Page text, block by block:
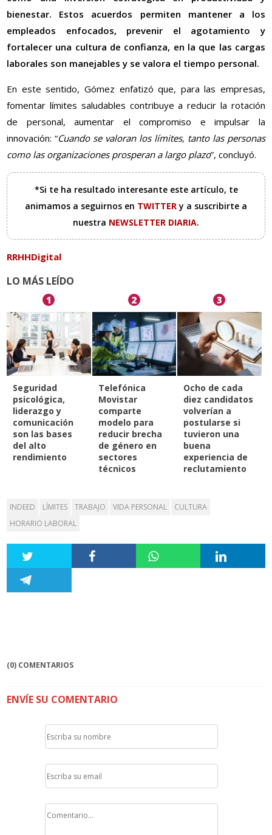
bienestar. Estos acuerdos permiten mantener a los
empleados enfocados, prevenir el agotamiento y
fortalecer una cultura de confianza, en la que las cargas
laborales son manejables y se valora el tiempo personal.
En este sentido, Gómez enfatizó que, para las empresas,
fomentar límites saludables contribuye a reducir la rotación
de personal, aumentar el compromiso e impulsar la
innovación: “Cuando se valoran los límites, tanto las personas
como las organizaciones prosperan a largo plazo”, concluyó.
*Si te ha resultado interesante este artículo, te
animamos a seguirnos en TWITTERy a suscribirte a
nuestra NEWSLETTER DIARIA.
RRHHDigital
LO MÁS LEÍDO
1
Seguridad
psicológica,
liderazgo y
comunicación
son las bases
del alto
rendimiento
2
Telefónica
Movistar
comparte
modelo para
reducir brecha
de género en
sectores
técnicos
3
Ocho de cada
diez candidatos
volverían a
postularse si
tuvieron una
buena
experiencia de
reclutamiento
INDEED LÍMITES TRABAJO VIDA PERSONAL
CULTURA
HORARIO LABORAL
(0) COMENTARIOS
ENVÍE SU COMENTARIO